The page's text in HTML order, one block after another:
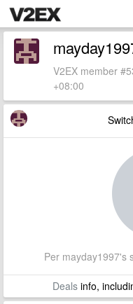
V2EX member
+08:00
Per mayday1997's
Dealsinfo,